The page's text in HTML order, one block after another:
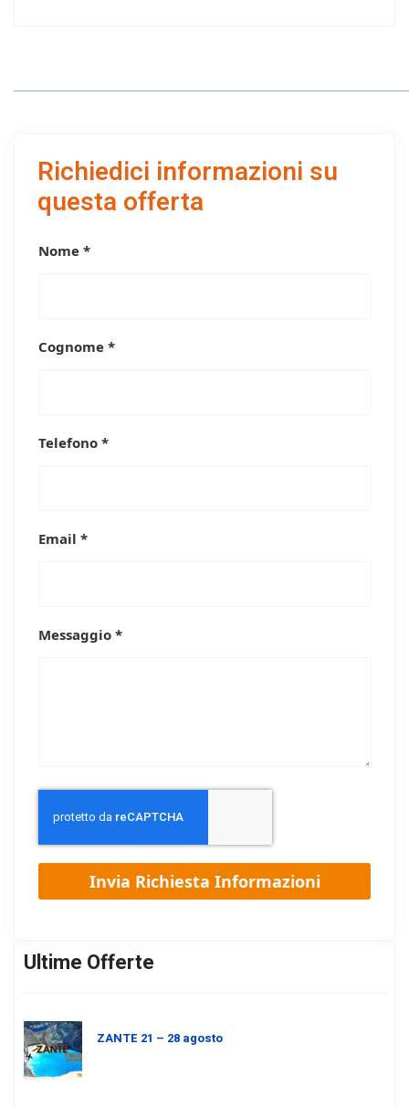
Richiedici informazioni su
questa offerta
Nome *
Cognome *
Telefono *
Email *
Messaggio *
Ultime Offerte
ZANTE 21 – 28 agosto